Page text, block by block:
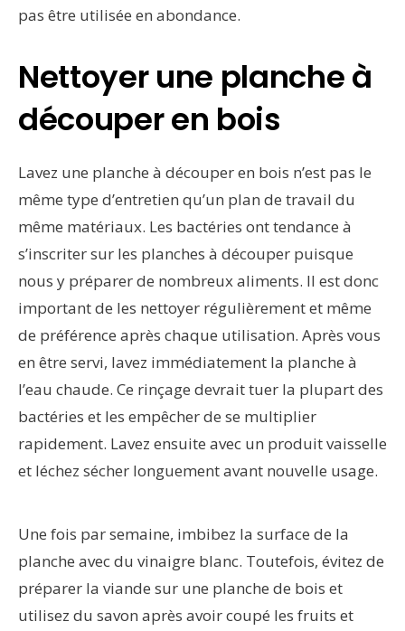
pas être utilisée en abondance.
Nettoyer une planche à
découper en bois
Lavez une planche à découper en bois n’est pas le
même type d’entretien qu’un plan de travail du
même matériaux. Les bactéries ont tendance à
s’inscriter sur les planches à découper puisque
nous y préparer de nombreux aliments. Il est donc
important de les nettoyer régulièrement et même
de préférence après chaque utilisation. Après vous
en être servi, lavez immédiatement la planche à
l’eau chaude. Ce rinçage devrait tuer la plupart des
bactéries et les empêcher de se multiplier
rapidement. Lavez ensuite avec un produit vaisselle
et léchez sécher longuement avant nouvelle usage.
Une fois par semaine, imbibez la surface de la
planche avec du vinaigre blanc. Toutefois, évitez de
préparer la viande sur une planche de bois et
utilisez du savon après avoir coupé les fruits et